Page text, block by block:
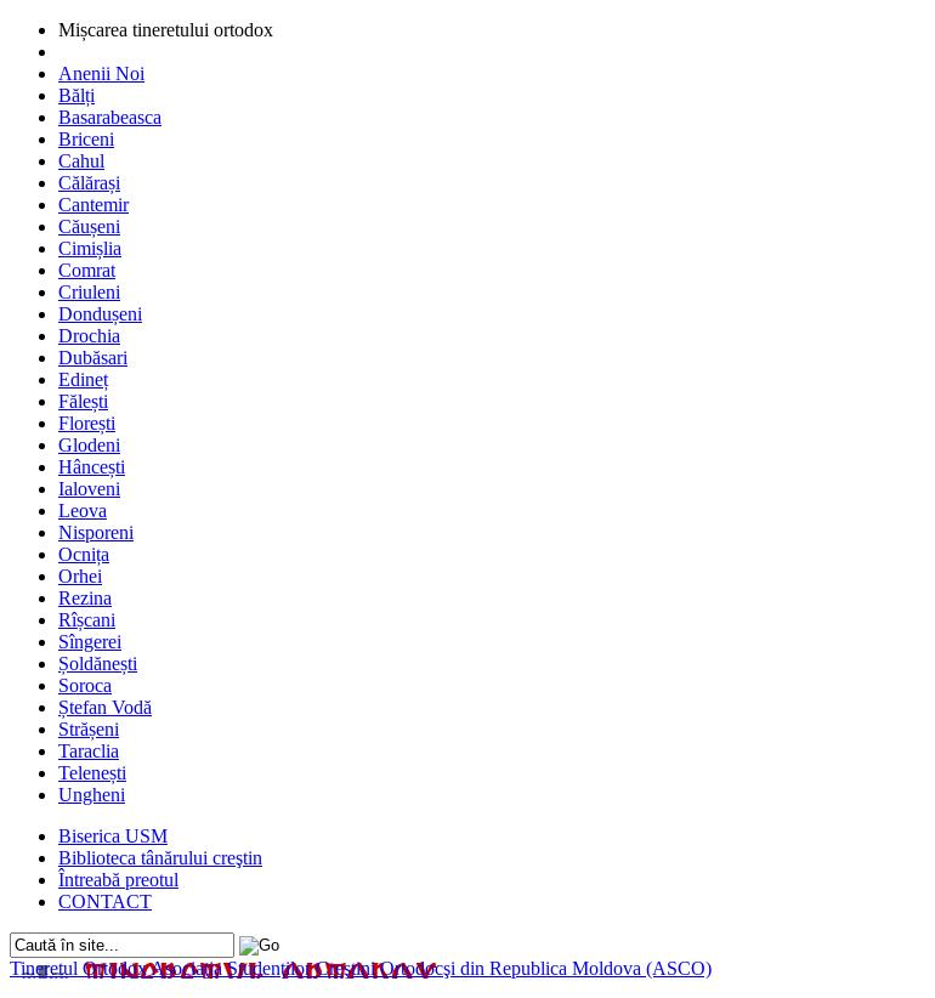
Mișcarea tineretului ortodox
Anenii Noi
Bălți
Basarabeasca
Briceni
Cahul
Călărași
Cantemir
Căușeni
Cimișlia
Comrat
Criuleni
Dondușeni
Drochia
Dubăsari
Edineț
Fălești
Florești
Glodeni
Hâncești
Ialoveni
Leova
Nisporeni
Ocnița
Orhei
Rezina
Rîșcani
Sîngerei
Șoldănești
Soroca
Ștefan Vodă
Strășeni
Taraclia
Telenești
Ungheni
Biserica USM
Biblioteca tânărului creştin
Întreabă preotul
CONTACT
Tineretul OrtodoxAsociaţia Studenţilor Creştini Ortodocşi din Republica Moldova (ASCO)